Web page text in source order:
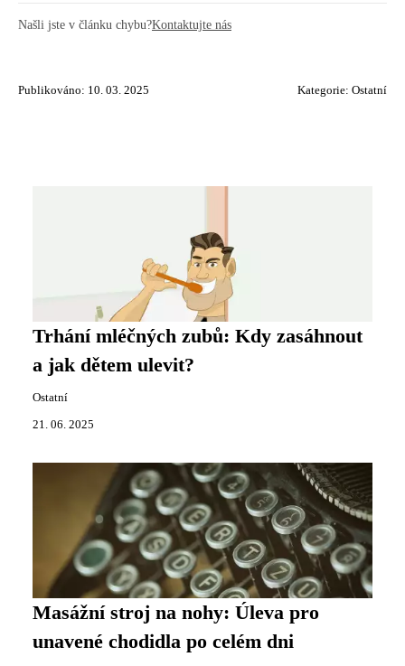
Našli jste v článku chybu?Kontaktujte nás
Publikováno: 10. 03. 2025 Kategorie: Ostatní
Trhání mléčných zubů: Kdy zasáhnout
a jak dětem ulevit?
Ostatní
21. 06. 2025
Masážní stroj na nohy: Úleva pro
unavené chodidla po celém dni